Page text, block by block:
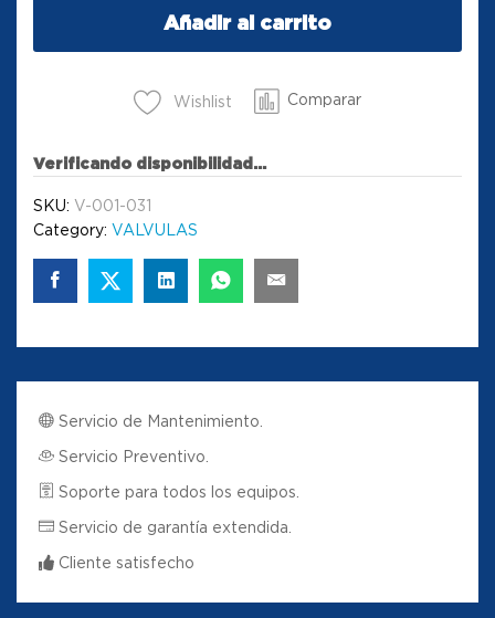
Añadir al carrito
Wishlist Comparar
Verificando disponibilidad...
SKU: V-001-031
Category: VALVULAS
Servicio de Mantenimiento.
Servicio Preventivo.
Soporte para todos los equipos.
Servicio de garantía extendida.
Cliente satisfecho